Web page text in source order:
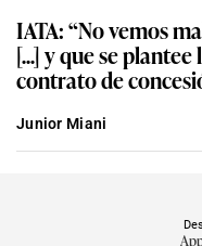
IATA: “No vemos
[...] y que se
contrato de
Junior Miani